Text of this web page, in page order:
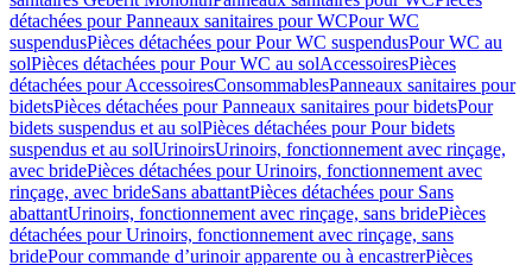
détachées pour Panneaux sanitaires pour WCPour WC
suspendusPièces détachées pour Pour WC suspendusPour WC au
solPièces détachées pour Pour WC au solAccessoiresPièces
détachées pour AccessoiresConsommablesPanneaux sanitaires pour
bidetsPièces détachées pour Panneaux sanitaires pour bidetsPour
bidets suspendus et au solPièces détachées pour Pour bidets
suspendus et au solUrinoirsUrinoirs, fonctionnement avec rinçage,
avec bridePièces détachées pour Urinoirs, fonctionnement avec
rinçage, avec brideSans abattantPièces détachées pour Sans
abattantUrinoirs, fonctionnement avec rinçage, sans bridePièces
détachées pour Urinoirs, fonctionnement avec rinçage, sans
bridePour commande d’urinoir apparente ou à encastrerPièces